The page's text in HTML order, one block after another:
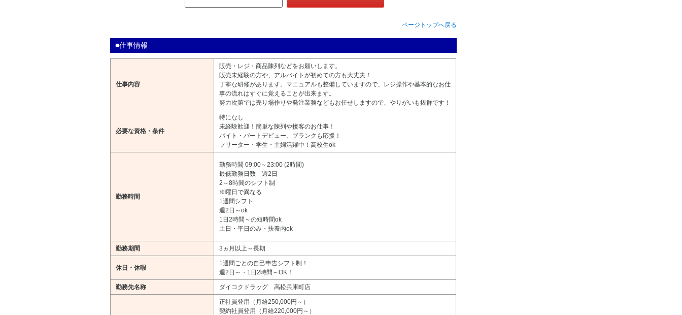
ページトップへ戻る
■仕事情報
仕事内容
販売・レジ・商品陳列などをお願いします。
販売未経験の方や、アルバイトが初めての方も大丈夫！
丁寧な研修があります。マニュアルも整備していますので、レジ操作や基本的なお仕
事の流れはすぐに覚えることが出来ます。
努力次第では売り場作りや発注業務などもお任せしますので、やりがいも抜群です！
必要な資格・条件
特になし
未経験歓迎！簡単な陳列や接客のお仕事！
バイト・パートデビュー、ブランクも応援！
フリーター・学生・主婦活躍中！高校生ok
勤務時間
勤務時間 09:00～23:00 (2時間)
最低勤務日数 週2日
2～8時間のシフト制
※曜日で異なる
1週間シフト
週2日～ok
1日2時間～の短時間ok
土日・平日のみ・扶養内ok
勤務期間 3ヵ月以上～長期
休日・休暇
1週間ごとの自己申告シフト制！
週2日～・1日2時間～OK！
勤務先名称 ダイコクドラッグ 高松兵庫町店
正社員登用（月給250,000円～）
契約社員登用（月給220,000円～）